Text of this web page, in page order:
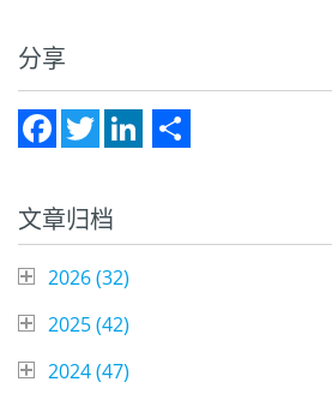
分享
文章归档
2026 (32)
2025 (42)
2024 (47)